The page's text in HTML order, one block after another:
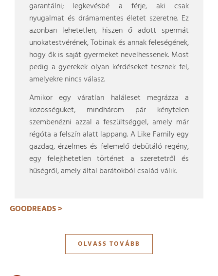
garantálni; legkevésbé a férje, aki csak
nyugalmat és drámamentes életet szeretne. Ez
azonban lehetetlen, hiszen ő adott spermát
unokatestvérének, Tobinak és annak feleségének,
hogy ők is saját gyermeket nevelhessenek. Most
pedig a gyerekek olyan kérdéseket tesznek fel,
amelyekre nincs válasz.
Amikor egy váratlan haláleset megrázza a
közösségüket, mindhárom pár kénytelen
szembenézni azzal a feszültséggel, amely már
régóta a felszín alatt lappang. A Like Family egy
gazdag, érzelmes és felemelő debütáló regény,
egy felejthetetlen történet a szeretetről és
hűségről, amely által barátokból család válik.
GOODREADS >
OLVASS TOVÁBB